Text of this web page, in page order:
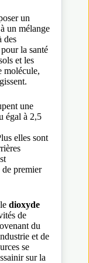
un
un mélange
des
la santé
et les
molécule,
une
égal à 2,5
elles sont
premier
dioxyde
de
du
et de
se
sur la